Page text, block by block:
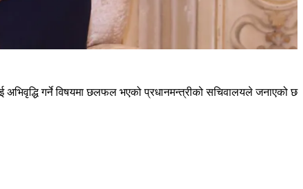
अभिवृद्धि गर्ने विषयमा छलफल भएको प्रधानमन्त्रीको सचिवालयले जनाएको छ